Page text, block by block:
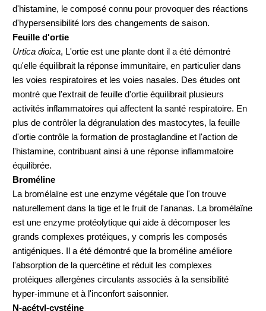
d'histamine, le composé connu pour provoquer des réactions
d'hypersensibilité lors des changements de saison.
Feuille d'ortie
Urtica dioica, L'ortie est une plante dont il a été démontré
qu'elle équilibrait la réponse immunitaire, en particulier dans
les voies respiratoires et les voies nasales. Des études ont
montré que l'extrait de feuille d'ortie équilibrait plusieurs
activités inflammatoires qui affectent la santé respiratoire. En
plus de contrôler la dégranulation des mastocytes, la feuille
d'ortie contrôle la formation de prostaglandine et l'action de
l'histamine, contribuant ainsi à une réponse inflammatoire
équilibrée.
Broméline
La bromélaïne est une enzyme végétale que l'on trouve
naturellement dans la tige et le fruit de l'ananas. La bromélaïne
est une enzyme protéolytique qui aide à décomposer les
grands complexes protéiques, y compris les composés
antigéniques. Il a été démontré que la broméline améliore
l'absorption de la quercétine et réduit les complexes
protéiques allergènes circulants associés à la sensibilité
hyper-immune et à l'inconfort saisonnier.
N-acétyl-cystéine